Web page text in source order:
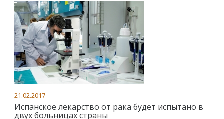
21.02.2017
Испанское лекарство от рака будет испытано в
двух больницах страны